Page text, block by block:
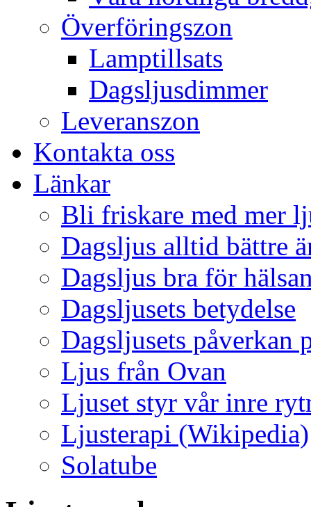
Överföringszon
Lamptillsats
Dagsljusdimmer
Leveranszon
Kontakta oss
Länkar
Bli friskare med mer
Dagsljus alltid bättre
Dagsljus bra för
Dagsljusets betydelse
Dagsljusets påverkan
Ljus från Ovan
Ljuset styr vår inre
Ljusterapi (Wikipedia)
Solatube